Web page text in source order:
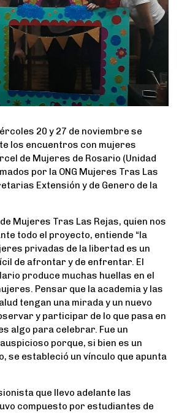
20 y 27 de noviembre se
los encuentros con mujeres
de Mujeres de Rosario (Unidad
por la ONG Mujeres Tras Las
Extensión y de Genero de la
Mujeres Tras Las Rejas, quien nos
todo el proyecto, entiende “la
privadas de la libertad es un
de afrontar y de enfrentar. El
produce muchas huellas en el
Pensar que la academia y las
tengan una mirada y un nuevo
y participar de lo que pasa en
algo para celebrar. Fue un
porque, si bien es un
se estableció un vínculo que apunta
que llevo adelante las
compuesto por estudiantes de